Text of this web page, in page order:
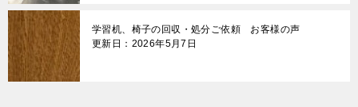
学習机、椅子の回収・処分ご依頼 お客様の声
更新日：2026年5月7日